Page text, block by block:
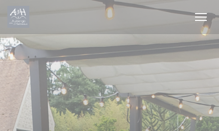
Personnalisation de vos choix en matière de cookies